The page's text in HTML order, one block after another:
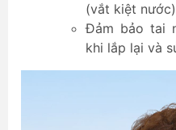
(vắt kiệt
Đảm bảo tai
khi lắp lại và